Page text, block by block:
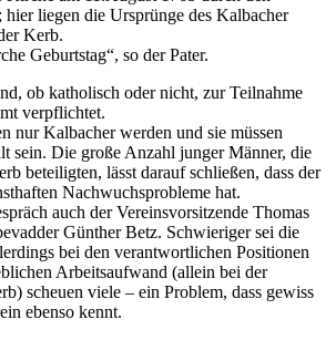
liegen die Ursprünge des Kalbacher
Kerb.
Geburtstag“, so der Pater.
ob katholisch oder nicht, zur Teilnahme
verpflichtet.
nur Kalbacher werden und sie müssen
sein. Die große Anzahl junger Männer, die
beteiligten, lässt darauf schließen, dass der
Nachwuchsprobleme hat.
auch der Vereinsvorsitzende Thomas
Günther Betz. Schwieriger sei die
bei den verantwortlichen Positionen
Arbeitsaufwand (allein bei der
scheuen viele – ein Problem, dass gewiss
ebenso kennt.